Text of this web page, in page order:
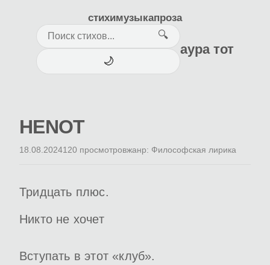
стихимузыкапроза
🔍
🌙
аура тот
HENOT
18.08.2024120 просмотровжанр: Философская лирика
Тридцать плюс.
Никто не хочет
Вступать в этот «клуб».